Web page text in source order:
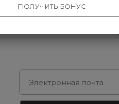
ПОЛУЧИТЬ БОНУС